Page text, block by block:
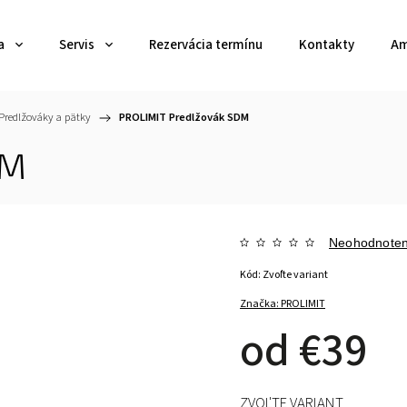
Servis Rezervácia termínu Kontakty
Predlžováky a pätky / PROLIMIT Predlžovák SDM
Značka:PROLIMIT
od €39
Kód: Zvoľte variant